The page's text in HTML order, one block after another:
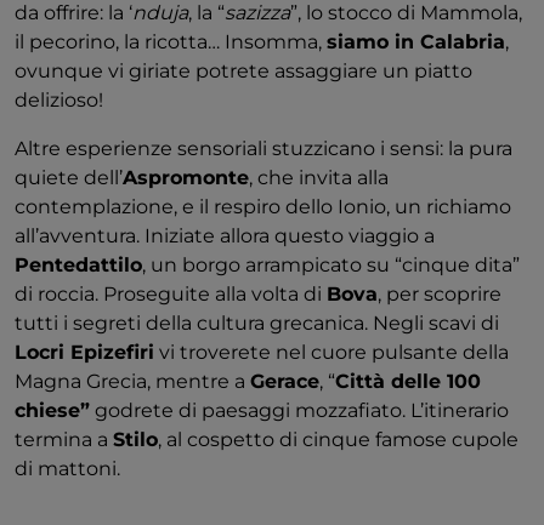
da offrire: la ‘nduja, la “sazizza”, lo stocco di Mammola,
il pecorino, la ricotta… Insomma, siamo in Calabria,
ovunque vi giriate potrete assaggiare un piatto
delizioso!
Altre esperienze sensoriali stuzzicano i sensi: la pura
quiete dell’Aspromonte, che invita alla
contemplazione, e il respiro dello Ionio, un richiamo
all’avventura. Iniziate allora questo viaggio a
Pentedattilo, un borgo arrampicato su “cinque dita”
di roccia. Proseguite alla volta di Bova, per scoprire
tutti i segreti della cultura grecanica. Negli scavi di
Locri Epizefiri vi troverete nel cuore pulsante della
Magna Grecia, mentre a Gerace, “Città delle 100
chiese” godrete di paesaggi mozzafiato. L’itinerario
termina a Stilo, al cospetto di cinque famose cupole
di mattoni.